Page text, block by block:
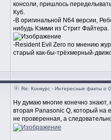
консоли, пришлось
Куб.
-В оригинальной N64 версии,
нибудь Кэмми из Стрит
-Resident Evil Zero по мнению
старый как-бы-трёхмерный-
Re: Конкурс - Интересные факты о
Ну думаю многие конечно знают,
вторая Panasonic Q, который на
не проверенная, а